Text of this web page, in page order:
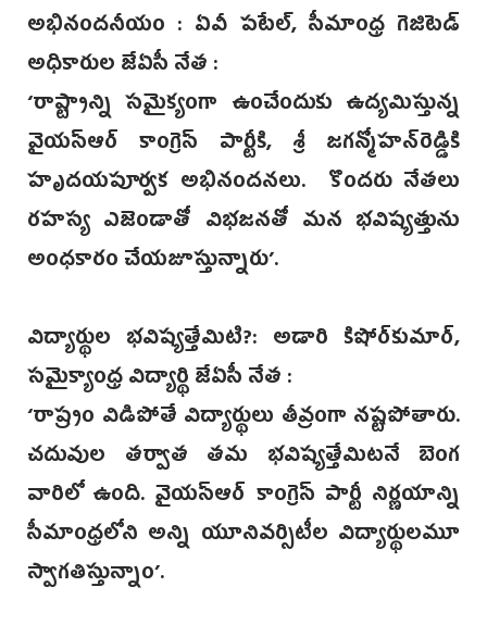
అభినందనీయం : ఏవీ పటేల్, సీమాంధ్ర గెజిటెడ్
అధికారుల జేఏసీ నేత‌ :
‘రాష్ట్రాన్ని సమైక్యంగా ఉంచేందుకు ఉద్యమిస్తున్న
వైయస్ఆర్‌ కాంగ్రెస్‌ పార్టీకి, శ్రీ జగన్మోహన్‌రెడ్డికి
హృదయపూర్వక అభినందనలు. కొందరు నేతలు
రహస్య ఎజెండాతో విభజనతో మన భవిష్యత్తును
అంధకారం చేయజూస్తున్నారు’.
విద్యార్థుల భవిష్యత్తేమిటి?: అడారి కిషోర్‌కుమార్,
సమైక్యాంధ్ర విద్యార్థి జేఏసీ నేత :
‘రాష్ర్టం విడిపోతే విద్యార్థులు తీవ్రంగా నష్టపోతారు.
చదువుల తర్వాత తమ భవిష్యత్తేమిటనే బెంగ
వారిలో ఉంది. వైయస్ఆర్‌ కాంగ్రెస్‌ పార్టీ నిర్ణయాన్ని
సీమాంధ్రలోని అన్ని యూనివర్సిటీల విద్యార్థులమూ
స్వాగతిస్తున్నాం’.